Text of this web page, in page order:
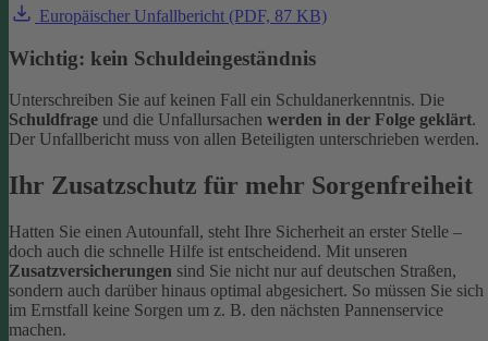
Europäischer Unfallbericht (PDF, 87 KB)
Wichtig: kein Schuldeingeständnis
Unterschreiben Sie auf keinen Fall ein Schuldanerkenntnis. Die
Schuldfrage und die Unfallursachen werden in der Folge geklärt.
Der Unfallbericht muss von allen Beteiligten unterschrieben werden.
Ihr Zusatzschutz für mehr Sorgenfreiheit
Hatten Sie einen Autounfall, steht Ihre Sicherheit an erster Stelle –
doch auch die schnelle Hilfe ist entscheidend. Mit unseren
Zusatzversicherungen sind Sie nicht nur auf deutschen Straßen,
sondern auch darüber hinaus optimal abgesichert. So müssen Sie sich
im Ernstfall keine Sorgen um z. B. den nächsten Pannenservice
machen.